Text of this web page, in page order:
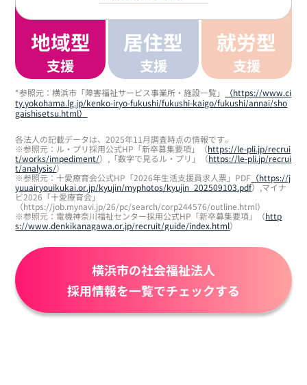
地域型
支援
居住型
支援
就労型
支援
*参照元：横浜市「障害福祉サービス事業所・施設一覧」
（https://www.ci
ty.yokohama.lg.jp/kenko-iryo-fukushi/fukushi-kaigo/fukushi/annai/sho
gaishisetsu.html）
各法人の記載データは、2025年11月調査時点の情報です。
※参照元：ル・プリ採用公式HP「新卒募集要項」（https://le-pli.jp/recrui
t/works/impediment/）,「数字で見るル・プリ」（https://le-pli.jp/recrui
t/analysis/）
※参照元：十愛療育会公式HP「2026年生活支援員求人票」PDF （https://j
yuuairyouikukai.or.jp/kyujin/myphotos/kyujin_202509103.pdf）,マイナ
ビ2026「十愛療育会」
（https://job.mynavi.jp/26/pc/search/corp244576/outline.html）
※参照元：電機神奈川福祉センター採用公式HP「新卒募集要項」（http
s://www.denkikanagawa.or.jp/recruit/guide/index.html）
横浜市の社会福祉法人
採用情報を一覧でチェックする